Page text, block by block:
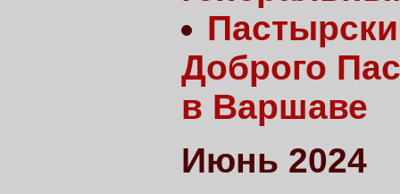
Доброго
в Варшаве
Июнь 2024